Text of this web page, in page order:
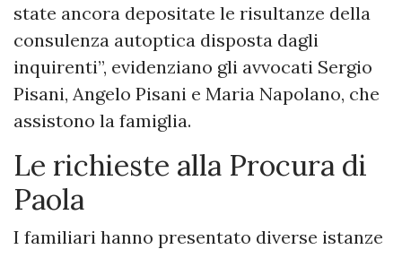
state ancora depositate le risultanze della
consulenza autoptica disposta dagli
inquirenti”, evidenziano gli avvocati Sergio
Pisani, Angelo Pisani e Maria Napolano, che
assistono la famiglia.
Le richieste alla Procura di
Paola
I familiari hanno presentato diverse istanze